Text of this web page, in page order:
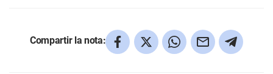
Compartir la nota: